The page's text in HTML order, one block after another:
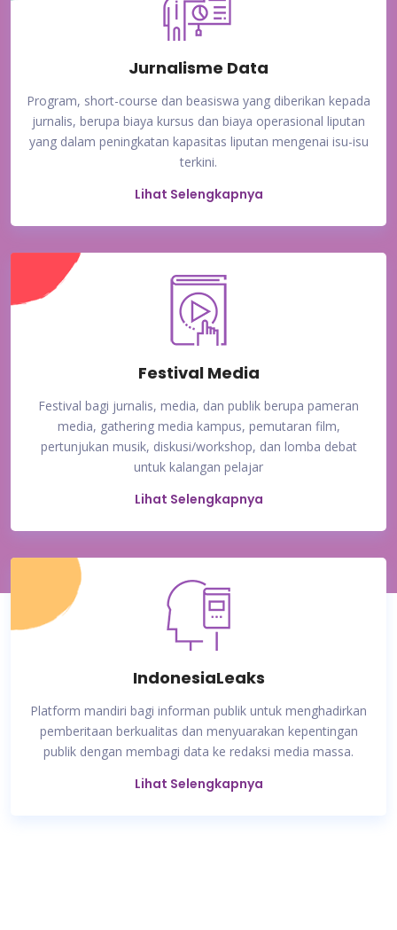
Jurnalisme Data
Program, short-course dan beasiswa yang diberikan kepada
jurnalis, berupa biaya kursus dan biaya operasional liputan
yang dalam peningkatan kapasitas liputan mengenai isu-isu
terkini.
Lihat Selengkapnya
Festival Media
Festival bagi jurnalis, media, dan publik berupa pameran
media, gathering media kampus, pemutaran film,
pertunjukan musik, diskusi/workshop, dan lomba debat
untuk kalangan pelajar
Lihat Selengkapnya
IndonesiaLeaks
Platform mandiri bagi informan publik untuk menghadirkan
pemberitaan berkualitas dan menyuarakan kepentingan
publik dengan membagi data ke redaksi media massa.
Lihat Selengkapnya